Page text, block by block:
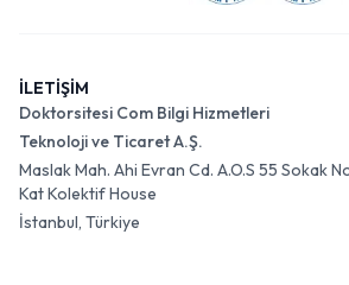
İLETİŞİM
Doktorsitesi Com Bilgi Hizmetleri
Teknoloji ve Ticaret A.Ş.
Maslak Mah. Ahi Evran Cd. A.O.S 55 Sokak
Kat Kolektif House
İstanbul, Türkiye